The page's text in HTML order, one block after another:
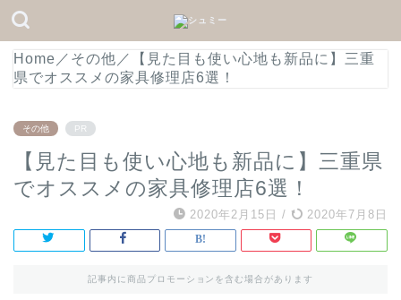
Home ／ その他 ／
【見た目も使い心地も新品に】三重
県でオススメの家具修理店6選！
その他 PR
【見た目も使い心地も新品に】三重県
でオススメの家具修理店6選！
2020年2月15日 / 2020年7月8日
記事内に商品プロモーションを含む場合があります